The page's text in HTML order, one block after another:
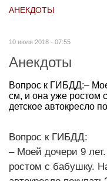
АНЕКДОТЫ
10 июля 2018 - 07:55
Анекдоты
Вопрос к ГИБДД:–
см, и она уже ростом
детское автокресло
Вопрос к ГИБДД:
– Моей дочери 9
ростом с бабушку.